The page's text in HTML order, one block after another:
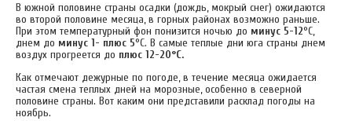
В южной половине страны осадки (дождь, мокрый снег) ожидаются
во второй половине месяца, в горных районах возможно раньше.
При этом температурный фон понизится ночью до минус 5-12°С,
днем до минус 1- плюс 5°С. В самые теплые дни юга страны днем
воздух прогреется до плюс 12-20°С.
Как отмечают дежурные по погоде, в течение месяца ожидается
частая смена теплых дней на морозные, особенно в северной
половине страны. Вот каким они представили расклад погоды на
ноябрь.